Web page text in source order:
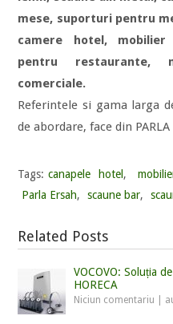
mese, suporturi pentru
camere hotel,
pentru restaurante,
comerciale.
Referintele si gama larga
de abordare, face din
Tags: canapele hotel,
Parla Ersah, scaune bar,
Related Posts
VOCOVO: Soluția
HORECA
Niciun comentariu